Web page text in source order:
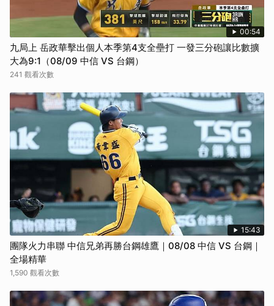
00:54
九局上 岳政華擊出個人本季第4支全壘打 一發三分砲讓比數擴
大為9:1（08/09 中信 VS 台鋼）
241 觀看次數
15:43
團隊火力串聯 中信兄弟再勝台鋼雄鷹｜08/08 中信 VS 台鋼｜
全場精華
1,590 觀看次數